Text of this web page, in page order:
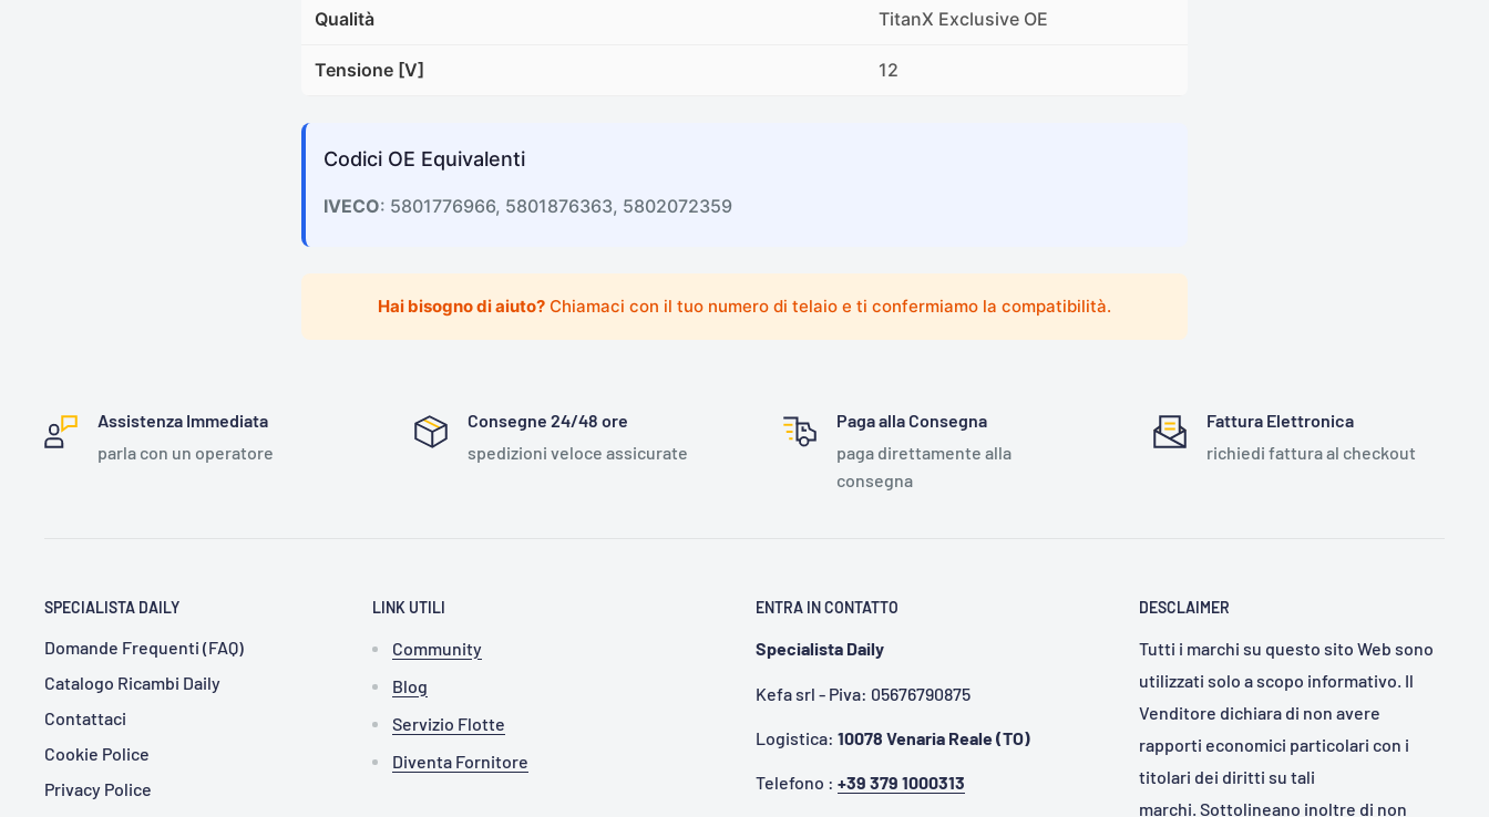
Qualità TitanX Exclusive OE
Tensione [V] 12
Codici OE Equivalenti
IVECO: 5801776966, 5801876363, 5802072359
Hai bisogno di aiuto? Chiamaci con il tuo numero di telaio e ti confermiamo la compatibilità.
Assistenza Immediata
parla con un operatore
Consegne 24/48 ore
spedizioni veloce assicurate
Paga alla Consegna
paga direttamente alla
consegna
Fattura Elettronica
richiedi fattura al checkout
SPECIALISTA DAILY
Domande Frequenti (FAQ)
Catalogo Ricambi Daily
Contattaci
Cookie Police
Privacy Police
LINK UTILI
Community
Blog
Servizio Flotte
Diventa Fornitore
ENTRA IN CONTATTO
Specialista Daily
Kefa srl - Piva: 05676790875
Logistica: 10078 Venaria Reale (TO)
Telefono : +39 379 1000313
DESCLAIMER
Tutti i marchi su questo sito Web sono
utilizzati solo a scopo informativo. Il
Venditore dichiara di non avere
rapporti economici particolari con i
titolari dei diritti su tali
marchi. Sottolineano inoltre di non